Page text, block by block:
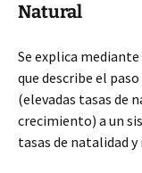
Natural
Se explica
que describe el
(elevadas tasas de
crecimiento) a un
tasas de natalidad